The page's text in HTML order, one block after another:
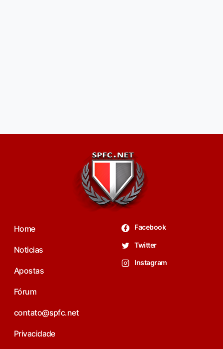
Home
Noticias
Apostas
Fórum
contato@spfc.net
Privacidade
Facebook
Twitter
Instagram